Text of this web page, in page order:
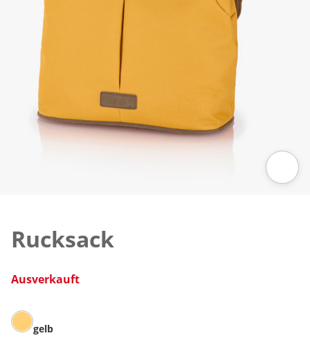
Rucksack
Ausverkauft
gelb